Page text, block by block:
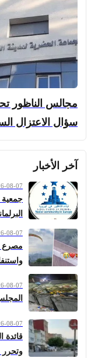
مجالس الناظور
سؤال الاعتزال
آخر الأخبار
08-07
جمعية
08-07
مصرع
08-07
08-07
قائدة
وتحرر